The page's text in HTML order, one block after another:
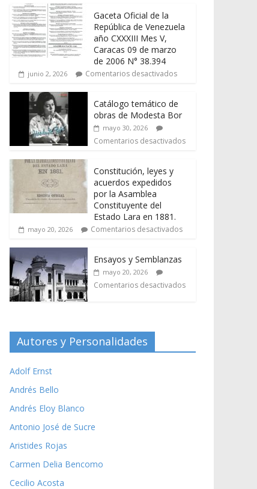
Gaceta Oficial de la
República de Venezuela
año CXXXIII Mes V,
Caracas 09 de marzo
de 2006 N° 38.394
junio 2, 2026 Comentarios desactivados
Catálogo temático de
obras de Modesta Bor
mayo 30, 2026
Comentarios desactivados
Constitución, leyes y
acuerdos expedidos
por la Asamblea
Constituyente del
Estado Lara en 1881.
mayo 20, 2026 Comentarios desactivados
Ensayos y Semblanzas
mayo 20, 2026
Comentarios desactivados
Autores y Personalidades
Adolf Ernst
Andrés Bello
Andrés Eloy Blanco
Antonio José de Sucre
Aristides Rojas
Carmen Delia Bencomo
Cecilio Acosta